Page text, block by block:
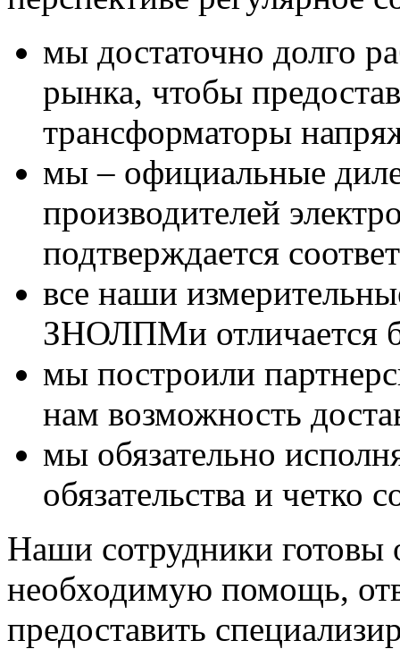
мы достаточно долго
рынка, чтобы
трансформаторы
мы – официальные
производителей
подтверждается
все наши
ЗНОЛПМи отличается
мы построили
нам возможность
мы обязательно
обязательства и четко
Наши сотрудники готовы
необходимую помощь,
предоставить